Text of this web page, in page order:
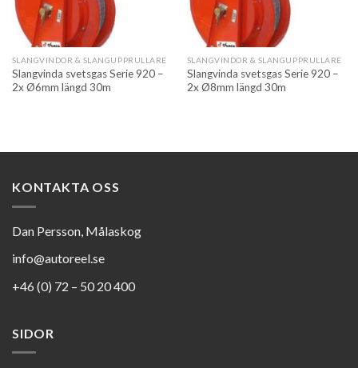
SLANGVINDOR & SLANGUPPRULLARE
Slangvinda svetsgas Serie 920 –
2x Ø6mm längd 30m
SLANGVINDOR & SLANGUPPRULLARE
Slangvinda svetsgas Serie 920 –
2x Ø8mm längd 30m
KONTAKTA OSS
Dan Persson, Målaskog
info@autoreel.se
+46 (0) 72 – 50 20 400
SIDOR